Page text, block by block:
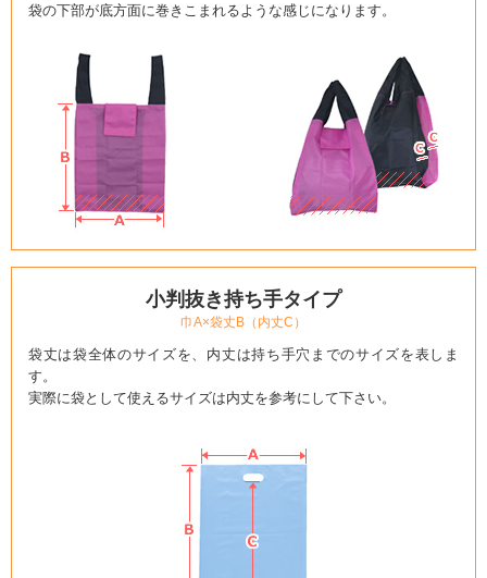
袋の下部が底方面に巻きこまれるような感じになります。
小判抜き持ち手タイプ
巾A×袋丈B（内丈C）
袋丈は袋全体のサイズを、内丈は持ち手穴までのサイズを表しま
す。
実際に袋として使えるサイズは内丈を参考にして下さい。